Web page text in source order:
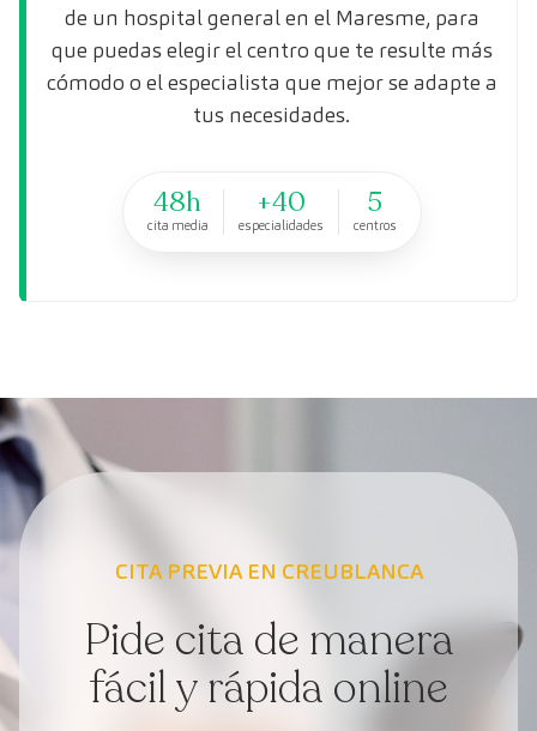
de un hospital general en el Maresme, para
que puedas elegir el centro que te resulte más
cómodo o el especialista que mejor se adapte a
tus necesidades.
48h
cita media
+40
especialidades
5
centros
CITA PREVIA EN CREUBLANCA
Pide cita de manera
fácil y rápida online